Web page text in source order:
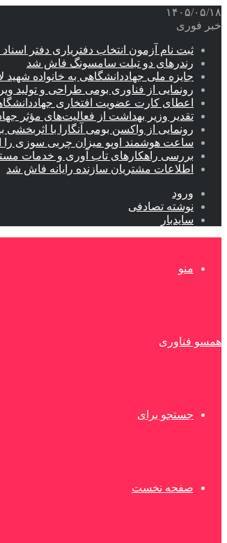
۱۴۰۵/۰۵/۱۸
خبر فوری
ثبت نام آزمون انتخاب دفتریاری دفتر اسناد رسمی
رندرهای دو تبلت سامسونگ فاش شد
جایزه ملی جهاددانشگاهی به خانواده شهید
رونمایی از فناوری بومی طراحی و
اعطای کارت عضویت افتخاری
تقدیر وزیر بهداشت از فعالیت‌های مؤثر
رونمایی از واکسن بومی آنگارا با اثربخشی بیش از
ساعت هوشمند اوپو میزان چربی سوزی را
بررسی راهکارهای تاب آوری و خدمات
اطلاعات مشتریان سازنده رایانه فاش شد
ورود
نوشته تصادفی
سایدبار
منو
همسو فناوری
جستجو برای
صفحه نخست